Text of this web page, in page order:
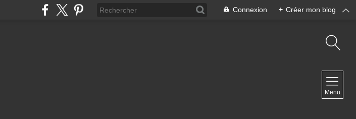
Connexion + Créer mon blog
Menu